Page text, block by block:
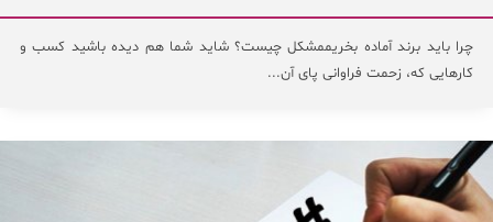
چرا باید برند آماده بخریممشکل چیست؟ شاید شما هم دیده باشید کسب و
کارهایی که، زحمت فراوانی پای آن...